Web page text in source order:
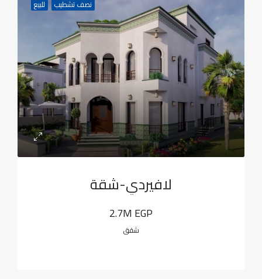
نصف تشطيب للبيع
لافيردي-شقة
2.7M EGP
شقق